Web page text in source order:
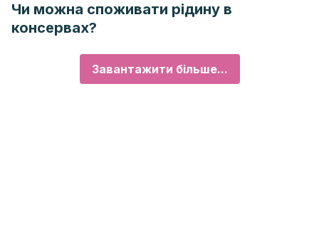
Чи можна споживати рідину в
консервах?
Завантажити більше...